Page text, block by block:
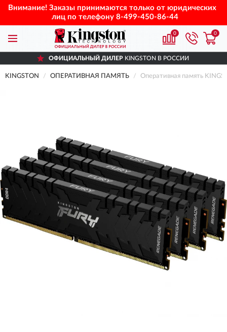
Внимание! Заказы принимаются только от юридических
лиц по телефону 8-499-450-86-44
0 0
ОФИЦИАЛЬНЫЙ ДИЛЕР KINGSTON В РОССИИ
KINGSTON ОПЕРАТИВНАЯ ПАМЯТЬ Оперативная память